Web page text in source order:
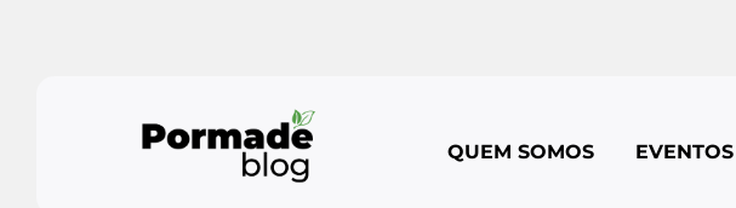
QUEM SOMOS EVENTOS